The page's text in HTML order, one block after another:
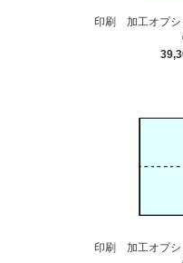
印刷 加工オプ
印刷 加工オプ